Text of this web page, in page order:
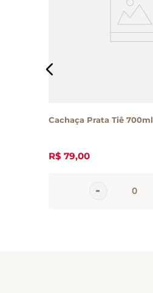
Cachaça Prata Tiê 700ml
R$ 79,00